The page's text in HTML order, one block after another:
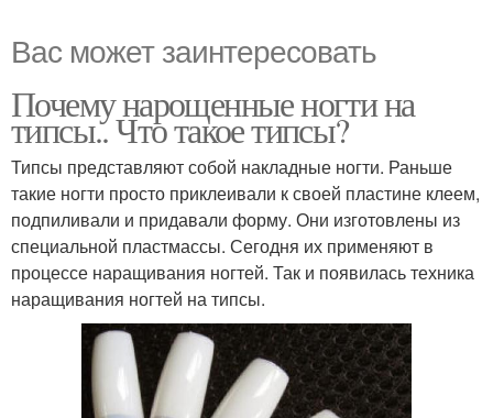
Вас может заинтересовать
Почему нарощенные ногти на
типсы.. Что такое типсы?
Типсы представляют собой накладные ногти. Раньше
такие ногти просто приклеивали к своей пластине клеем,
подпиливали и придавали форму. Они изготовлены из
специальной пластмассы. Сегодня их применяют в
процессе наращивания ногтей. Так и появилась техника
наращивания ногтей на типсы.